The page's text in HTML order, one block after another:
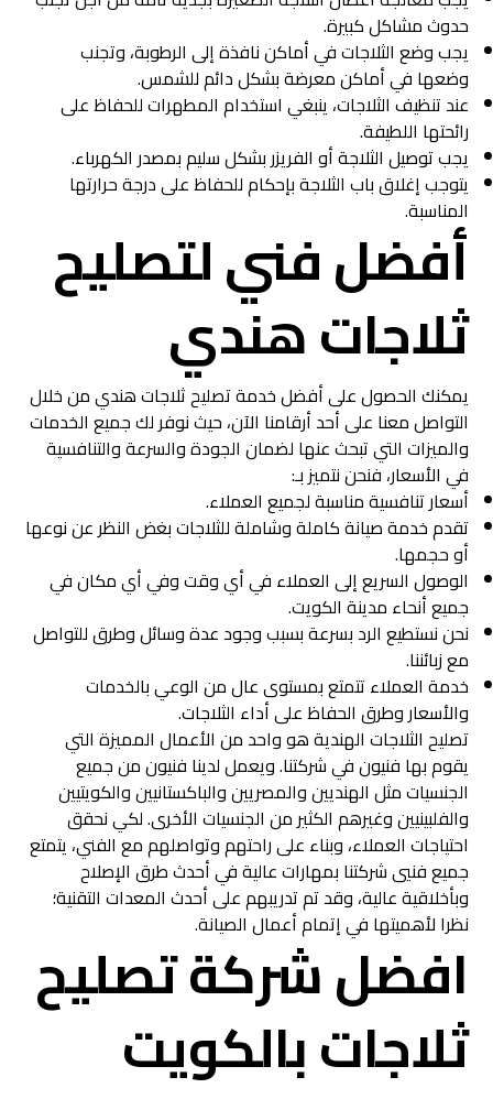
حدوث مشاكل كبيرة.
يجب وضع الثلاجات في أماكن نافذة إلى الرطوبة، وتجنب
وضعها في أماكن معرضة بشكل دائم للشمس.
عند تنظيف الثلاجات، ينبغي استخدام المطهرات للحفاظ على
رائحتها اللطيفة.
يجب توصيل الثلاجة أو الفريزر بشكل سليم بمصدر الكهرباء.
يتوجب إغلاق باب الثلاجة بإحكام للحفاظ على درجة حرارتها
المناسبة.
أفضل فني لتصليح
ثلاجات هندي
يمكنك الحصول على أفضل خدمة تصليح ثلاجات هندي من خلال
التواصل معنا على أحد أرقامنا الآن، حيث نوفر لك جميع الخدمات
والميزات التي تبحث عنها لضمان الجودة والسرعة والتنافسية
في الأسعار، فنحن نتميز بـ:
أسعار تنافسية مناسبة لجميع العملاء.
تقدم خدمة صيانة كاملة وشاملة للثلاجات بغض النظر عن نوعها
أو حجمها.
الوصول السريع إلى العملاء في أي وقت وفي أي مكان في
جميع أنحاء مدينة الكويت.
نحن نستطيع الرد بسرعة بسبب وجود عدة وسائل وطرق للتواصل
مع زبائننا.
خدمة العملاء تتمتع بمستوى عال من الوعي بالخدمات
والأسعار وطرق الحفاظ على أداء الثلاجات.
تصليح الثلاجات الهندية هو واحد من الأعمال المميزة التي
يقوم بها فنيون في شركتنا. ويعمل لدينا فنيون من جميع
الجنسيات مثل الهنديين والمصريين والباكستانيين والكويتيين
والفلبينيين وغيرهم الكثير من الجنسيات الأخرى. لكي نحقق
احتياجات العملاء، وبناء على راحتهم وتواصلهم مع الفني، يتمتع
جميع فنيي شركتنا بمهارات عالية في أحدث طرق الإصلاح
وبأخلاقية عالية، وقد تم تدريبهم على أحدث المعدات التقنية؛
نظرا لأهميتها في إتمام أعمال الصيانة.
افضل شركة تصليح
ثلاجات بالكويت